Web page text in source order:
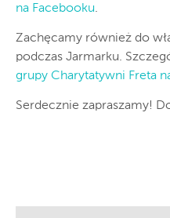
na Facebooku.
Zachęcamy również do
podczas Jarmarku.
grupy Charytatywni Freta
Serdecznie zapraszamy!